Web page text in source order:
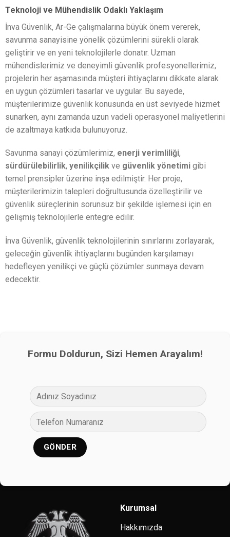
Teknoloji ve Mühendislik Odaklı Yaklaşım
İnva Güvenlik, Ar-Ge çalışmalarına büyük önem vererek,
savunma sanayisine yönelik çözümlerini sürekli olarak
geliştirir ve en yeni teknolojilerle donatır. Uzman
mühendislerimiz ve deneyimli güvenlik profesyonellerimiz,
projelerin her aşamasında müşteri ihtiyaçlarını dikkate alarak
en uygun çözümleri tasarlar ve uygular. Bu sayede,
müşterilerimize güvenlik konusunda en üst seviyede hizmet
sunarken, aynı zamanda uzun vadeli operasyonel maliyetlerini
de azaltmaya katkıda bulunuyoruz.
Savunma sanayi çözümlerimiz, enerji verimliliği,
sürdürülebilirlik, yenilikçilikve güvenlik yönetimigibi
temel prensipler üzerine inşa edilmiştir. Her proje,
müşterilerimizin talepleri doğrultusunda özelleştirilir ve
güvenlik süreçlerinin sorunsuz bir şekilde işlemesi için en
gelişmiş teknolojilerle entegre edilir.
İnva Güvenlik, güvenlik teknolojilerinin sınırlarını zorlayarak,
geleceğin güvenlik ihtiyaçlarını bugünden karşılamayı
hedefleyen yenilikçi ve güçlü çözümler sunmaya devam
edecektir.
Formu Doldurun, Sizi Hemen Arayalım!
Kurumsal
Hakkımızda